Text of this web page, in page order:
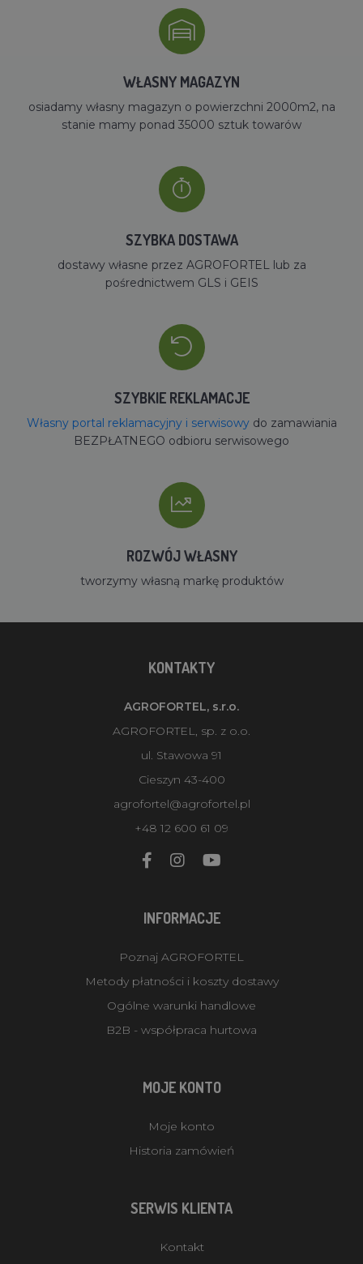
WŁASNY MAGAZYN
osiadamy własny magazyn o powierzchni 2000m2, na
stanie mamy ponad 35000 sztuk towarów
SZYBKA DOSTAWA
dostawy własne przez AGROFORTEL lub za
pośrednictwem GLS i GEIS
SZYBKIE REKLAMACJE
Własny portal reklamacyjny i serwisowydo zamawiania
BEZPŁATNEGO odbioru serwisowego
ROZWÓJ WŁASNY
tworzymy własną markę produktów
KONTAKTY
AGROFORTEL, s.r.o.
AGROFORTEL, sp. z o.o.
ul. Stawowa 91
Cieszyn 43-400
agrofortel@agrofortel.pl
+48 12 600 61 09
INFORMACJE
Poznaj AGROFORTEL
Metody płatności i koszty dostawy
Ogólne warunki handlowe
B2B - współpraca hurtowa
MOJE KONTO
Moje konto
Historia zamówień
SERWIS KLIENTA
Kontakt